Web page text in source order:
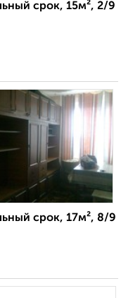
срок, 15м², 2/9
срок, 17м², 8/9